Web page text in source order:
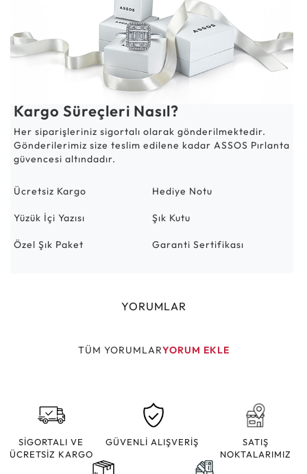
Kargo Süreçleri Nasıl?
Her siparişleriniz sigortalı olarak gönderilmektedir.
Gönderilerimiz size teslim edilene kadar ASSOS Pırlanta
güvencesi altındadır.
Ücretsiz Kargo Hediye Notu
Yüzük İçi Yazısı Şık Kutu
Özel Şık Paket Garanti Sertifikası
YORUMLAR
TÜM YORUMLARYORUM EKLE
SİGORTALI VE
ÜCRETSİZ KARGO
GÜVENLİ ALIŞVERİŞ
SATIŞ
NOKTALARIMIZ